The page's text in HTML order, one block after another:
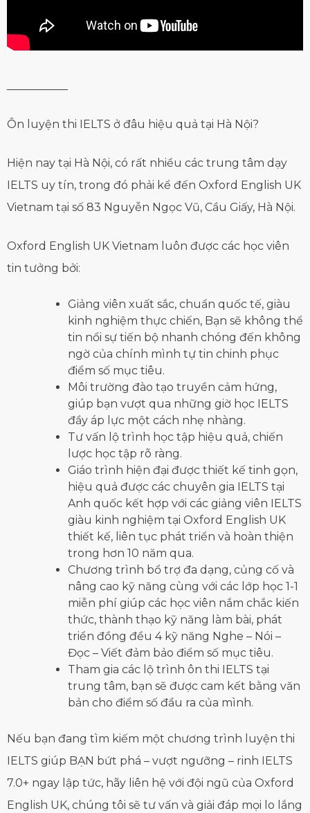
Ôn luyện thi IELTS ở đâu hiệu quả tại Hà Nội?
Hiện nay tại Hà Nội, có rất nhiều các trung tâm dạy
IELTS uy tín, trong đó phải kể đến Oxford English UK
Vietnam tại số 83 Nguyễn Ngọc Vũ, Cầu Giấy, Hà Nội.
Oxford English UK Vietnam luôn được các học viên
tin tưởng bởi:
Giảng viên xuất sắc, chuẩn quốc tế, giàu
kinh nghiệm thực chiến, Bạn sẽ không thể
tin nổi sự tiến bộ nhanh chóng đến không
ngờ của chính mình tự tin chinh phục
điểm số mục tiêu.
Môi trường đào tạo truyền cảm hứng,
giúp bạn vượt qua những giờ học IELTS
đầy áp lực một cách nhẹ nhàng.
Tư vấn lộ trình học tập hiệu quả, chiến
lược học tập rõ ràng.
Giáo trình hiện đại được thiết kế tinh gọn,
hiệu quả được các chuyên gia IELTS tại
Anh quốc kết hợp với các giảng viên IELTS
giàu kinh nghiệm tại Oxford English UK
thiết kế, liên tục phát triển và hoàn thiện
trong hơn 10 năm qua.
Chương trình bổ trợ đa dạng, củng cố và
nâng cao kỹ năng cùng với các lớp học 1-1
miễn phí giúp các học viên nắm chắc kiến
thức, thành thạo kỹ năng làm bài, phát
triển đồng đều 4 kỹ năng Nghe – Nói –
Đọc – Viết đảm bảo điểm số mục tiêu.
Tham gia các lộ trình ôn thi IELTS tại
trung tâm, bạn sẽ được cam kết bằng văn
bản cho điểm số đầu ra của mình.
Nếu bạn đang tìm kiếm một chương trình luyện thi
IELTS giúp BẠN bứt phá – vượt ngưỡng – rinh IELTS
7.0+ ngay lập tức, hãy liên hệ với đội ngũ của Oxford
English UK, chúng tôi sẽ tư vấn và giải đáp mọi lo lắng